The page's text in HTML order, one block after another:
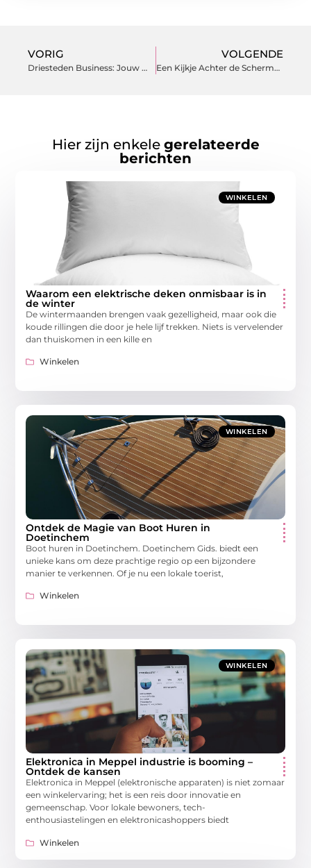
VORIG
Driesteden Business: Jouw Weg naar Lokale Zakelijke Triomf
VOLGENDE
Een Kijkje Achter de Schermen: De Tandartspraktijk Schiedam Ervaring
Hier zijn enkele gerelateerde
berichten
WINKELEN
Waarom een elektrische deken onmisbaar is in
de winter
De wintermaanden brengen vaak gezelligheid, maar ook die
koude rillingen die door je hele lijf trekken. Niets is vervelender
dan thuiskomen in een kille en
Winkelen
WINKELEN
Ontdek de Magie van Boot Huren in
Doetinchem
Boot huren in Doetinchem. Doetinchem Gids. biedt een
unieke kans om deze prachtige regio op een bijzondere
manier te verkennen. Of je nu een lokale toerist,
Winkelen
WINKELEN
Elektronica in Meppel industrie is booming –
Ontdek de kansen
Elektronica in Meppel (elektronische apparaten) is niet zomaar
een winkelervaring; het is een reis door innovatie en
gemeenschap. Voor lokale bewoners, tech-
enthousiastelingen en elektronicashoppers biedt
Winkelen